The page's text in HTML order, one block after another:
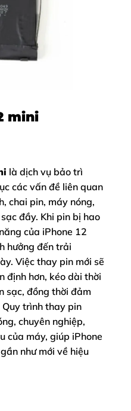
mini
là dịch vụ bảo trì
các vấn đề liên quan
chai pin, máy nóng,
đầy. Khi pin bị hao
của iPhone 12
hưởng đến trải
Việc thay pin mới sẽ
định hơn, kéo dài thời
sạc, đồng thời đảm
trình thay pin
chuyên nghiệp,
của máy, giúp iPhone
như mới về hiệu